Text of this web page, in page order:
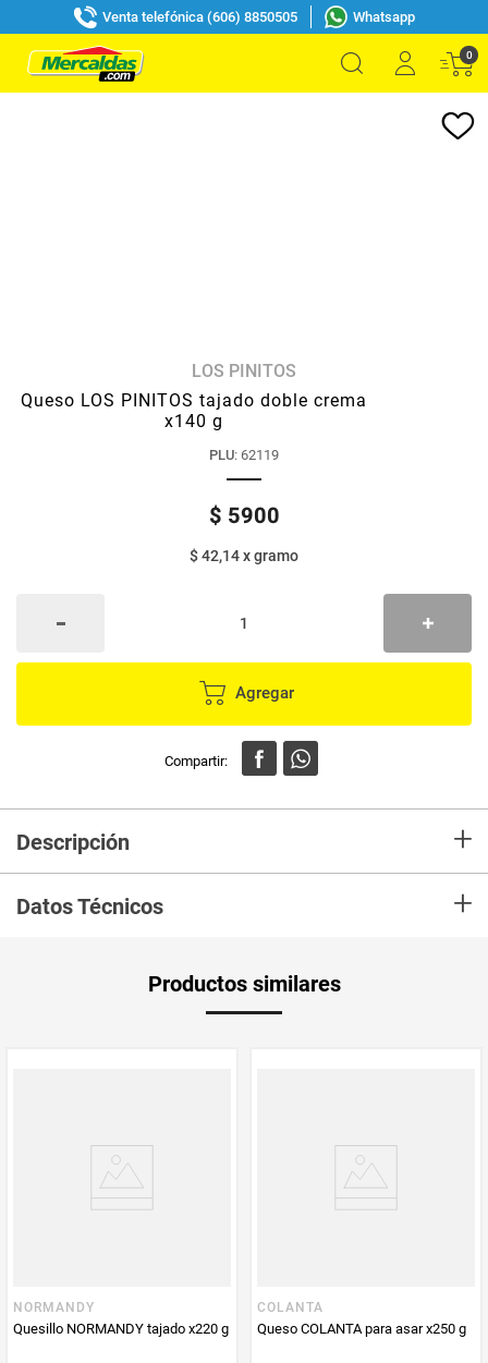
Venta telefónica (606) 8850505 Whatsapp
0
LOS PINITOS
Queso LOS PINITOS tajado doble crema
x140 g
PLU: 62119
$ 5900
$ 42,14xgramo
Agregar
Descripción +
quesillo,ideal para tus comidas preferidas.
Datos Técnicos +
Producto (kg)
Productos similares
NORMANDY
Quesillo NORMANDY tajado x220 g
COLANTA
Queso COLANTA para asar x250 g